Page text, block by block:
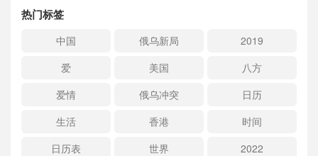
热门标签
中国 俄乌新局
2019
爱
美国
八方
爱情
俄乌冲突
日历
生活
香港
时间
日历表
世界
2022